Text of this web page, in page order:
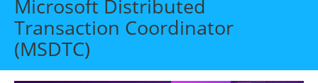
Beratung
Offene Seminare
Microsoft Distributed
Transaction Coordinator
(MSDTC)